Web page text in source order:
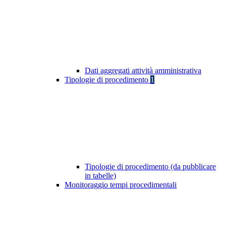
Dati aggregati attività amministrativa
Tipologie di procedimento 1
Tipologie di procedimento (da pubblicare
in tabelle)
Monitoraggio tempi procedimentali